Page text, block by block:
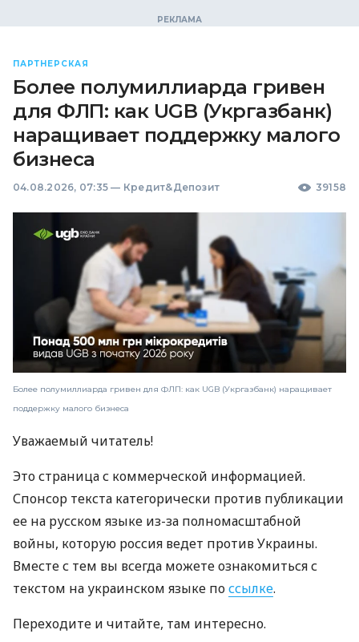
ПАРТНЕРСКАЯ
Более полумиллиарда гривен
для ФЛП: как UGB (Укргазбанк)
наращивает поддержку малого
бизнеса
04.08.2026, 07:35 — Кредит&Депозит 39158
Более полумиллиарда гривен для ФЛП: как UGB (Укргазбанк) наращивает
поддержку малого бизнеса
Уважаемый читатель!
Это страница с коммерческой информацией.
Спонсор текста категорически против публикации
ее на русском языке из-за полномасштабной
войны, которую россия ведет против Украины.
Вместе с тем вы всегда можете ознакомиться с
текстом на украинском языке поссылке.
Переходите и читайте, там интересно.